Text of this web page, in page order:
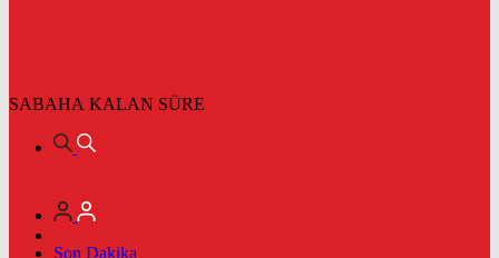
SABAHA KALAN SÜRE
Son Dakika